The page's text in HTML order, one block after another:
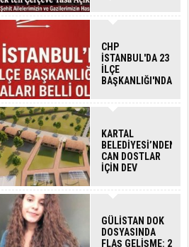
AİLELERİ VE
CHP
İSTANBUL'DA 23
İLÇE
BAŞKANLIĞI'NDA
GERÇEKLEŞTİ
KARTAL
BELEDİYESİ’NDEN
CAN DOSTLAR
İÇİN DEV
GÜLİSTAN DOK
DOSYASINDA
FLAŞ GELİŞME: 2